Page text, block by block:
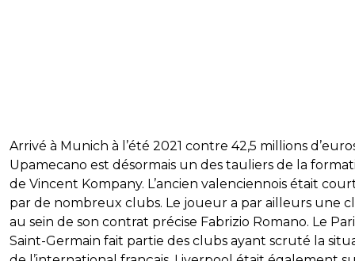
Arrivé à Munich à l’été 2021 contre 42,5 millions
Upamecano est désormais un des tauliers de la
de Vincent Kompany. L’ancien valenciennois était
par de nombreux clubs. Le joueur a par ailleurs une
au sein de son contrat précise Fabrizio Romano. Le
Saint-Germain fait partie des clubs ayant scruté la